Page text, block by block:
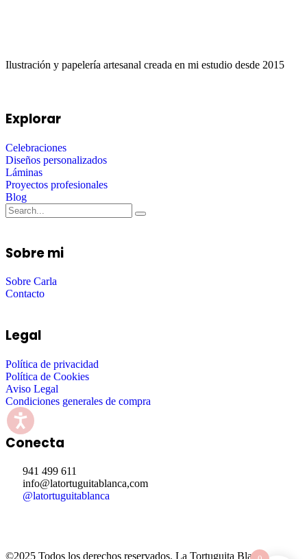
Ilustración y papelería artesanal creada en mi estudio desde 2015
Explorar
Celebraciones
Diseños personalizados
Láminas
Proyectos profesionales
Blog
Sobre mi
Sobre Carla
Contacto
Legal
Política de privacidad
Política de Cookies
Aviso Legal
Condiciones generales de compra
Conecta
941 499 611
info@latortuguitablanca,com
@latortuguitablanca
©2025 Todos los derechos reservados. La Tortuguita Blanca.